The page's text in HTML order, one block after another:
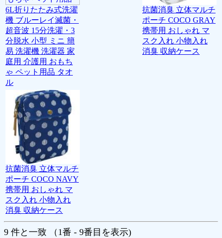
6L折りたたみ式洗濯
機 ブルーレイ滅菌・
超音波 15分洗濯・3
分脱水 小型 ミニ 簡
易 洗濯機 洗濯器 家
庭用 介護用 おもち
ゃ ペット用品 タオ
ル
抗菌消臭 立体マルチ
ポーチ COCO GRAY
携帯用 おしゃれ マ
スク入れ 小物入れ
消臭 収納ケース
抗菌消臭 立体マルチ
ポーチ COCO NAVY
携帯用 おしゃれ マ
スク入れ 小物入れ
消臭 収納ケース
9 件と一致 （1番 - 9番目を表示)